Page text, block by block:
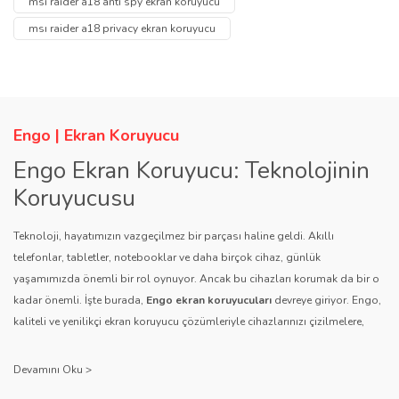
Ürün resmi kalitesiz, bozuk veya görüntülenemiyor.
Ürün fiyatı diğer sitelerden daha pahalı.
Bu ürüne benzer farklı alternatifler olmalı.
Gönder
Soru Sor
msı raider a18 privacy ekran koruyucu
Engo | Ekran Koruyucu
Engo Ekran Koruyucu: Teknolojinin
Koruyucusu
Teknoloji, hayatımızın vazgeçilmez bir parçası haline geldi. Akıllı
telefonlar, tabletler, notebooklar ve daha birçok cihaz, günlük
yaşamımızda önemli bir rol oynuyor. Ancak bu cihazları korumak da bir o
kadar önemli. İşte burada, Engo ekran koruyucuları devreye giriyor. Engo,
kaliteli ve yenilikçi ekran koruyucu çözümleriyle cihazlarınızı çizilmelere,
sağlıyor.